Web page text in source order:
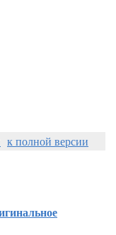
к полной версии